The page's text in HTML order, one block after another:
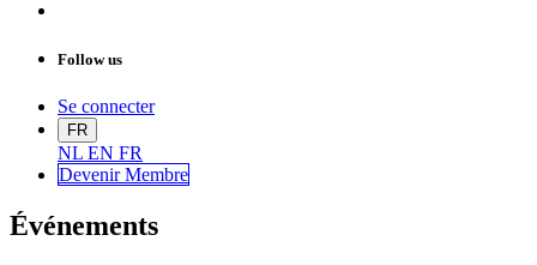
Follow us
Se connecter
FR
NL EN FR
Devenir Membre
Événements